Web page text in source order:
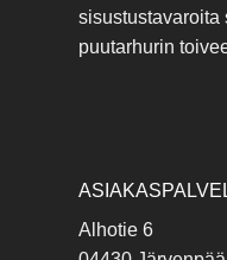
sisustustavaroita
puutarhurin
Alhotie 6